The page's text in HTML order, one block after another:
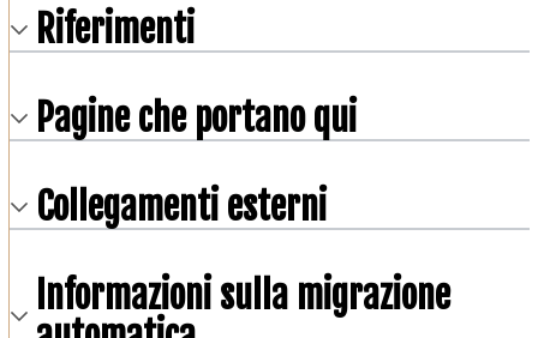
Riferimenti
Pagine che portano qui
Collegamenti esterni
Informazioni sulla migrazione